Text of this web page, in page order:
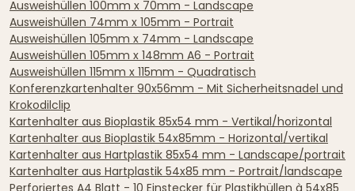
Ausweishüllen 100mm x 70mm - Landscape
Ausweishüllen 74mm x 105mm - Portrait
Ausweishüllen 105mm x 74mm - Landscape
Ausweishüllen 105mm x 148mm A6 - Portrait
Ausweishüllen 115mm x 115mm - Quadratisch
Konferenzkartenhalter 90x56mm - Mit Sicherheitsnadel und
Krokodilclip
Kartenhalter aus Bioplastik 85x54 mm - Vertikal/horizontal
Kartenhalter aus Bioplastik 54x85mm - Horizontal/vertikal
Kartenhalter aus Hartplastik 85x54 mm - Landscape/portrait
Kartenhalter aus Hartplastik 54x85 mm - Portrait/landscape